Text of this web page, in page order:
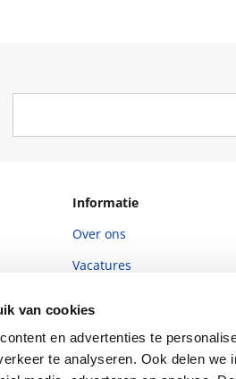
van cookies
en advertenties te
te analyseren. Ook delen
Informatie
Over ons
Vacatures
Ondernemer worden